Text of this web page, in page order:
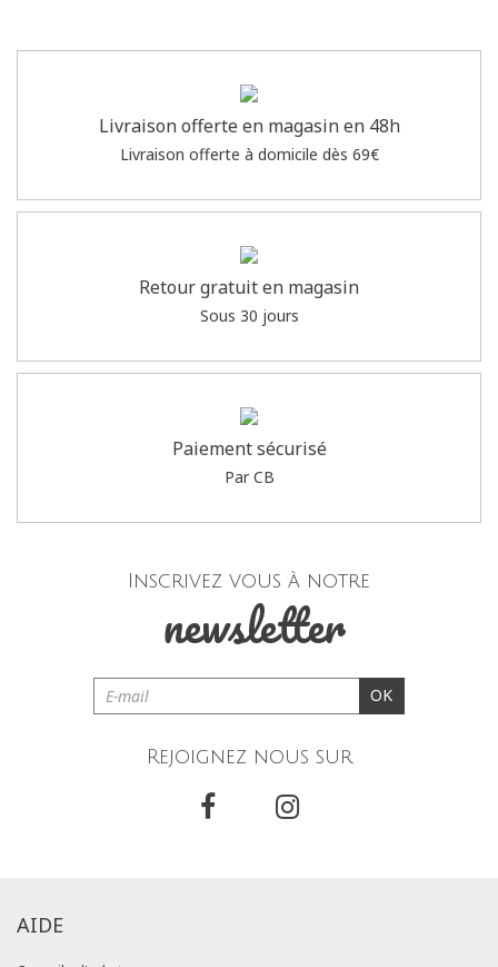
Livraison offerte en magasin en 48h
Livraison offerte à domicile dès 69€
Retour gratuit en magasin
Sous 30 jours
Paiement sécurisé
Par CB
Inscrivez vous à notre
newsletter
OK
Rejoignez nous sur
AIDE